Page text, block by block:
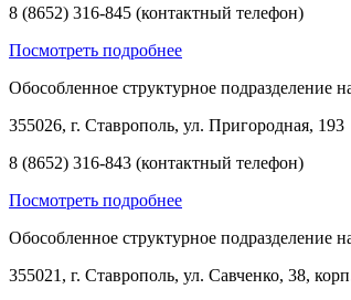
8 (8652) 316-845 (контактный телефон)
Посмотреть подробнее
Обособленное структурное подразделение
355026, г. Ставрополь, ул. Пригородная, 193
8 (8652) 316-843 (контактный телефон)
Посмотреть подробнее
Обособленное структурное подразделение
355021, г. Ставрополь, ул. Савченко, 38,